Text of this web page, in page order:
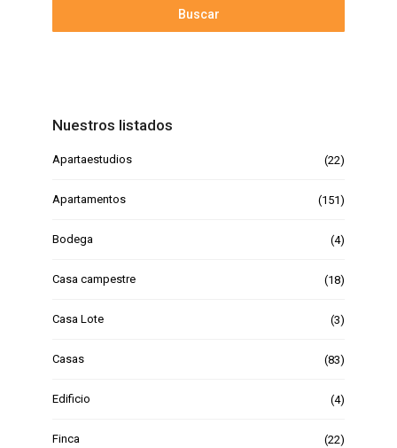
Buscar
Nuestros listados
Apartaestudios (22)
Apartamentos (151)
Bodega (4)
Casa campestre (18)
Casa Lote (3)
Casas (83)
Edificio (4)
Finca (22)